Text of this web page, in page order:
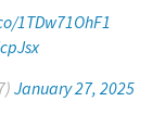
1TDw71OhF1
January 27, 2025